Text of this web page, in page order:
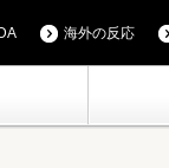
海外の反応